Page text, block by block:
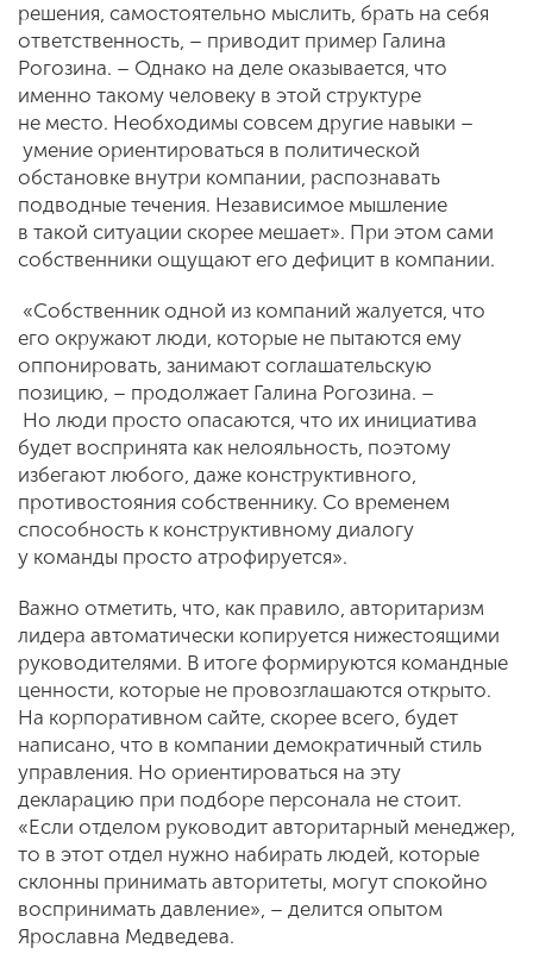
решения, самостоятельно мыслить, брать на себя
ответственность, – приводит пример Галина
Рогозина. – Однако на деле оказывается, что
именно такому человеку в этой структуре
не место. Необходимы совсем другие навыки –
умение ориентироваться в политической
обстановке внутри компании, распознавать
подводные течения. Независимое мышление
в такой ситуации скорее мешает». При этом сами
собственники ощущают его дефицит в компании.
«Собственник одной из компаний жалуется, что
его окружают люди, которые не пытаются ему
оппонировать, занимают соглашательскую
позицию, – продолжает Галина Рогозина. –
Но люди просто опасаются, что их инициатива
будет воспринята как нелояльность, поэтому
избегают любого, даже конструктивного,
противостояния собственнику. Со временем
способность к конструктивному диалогу
у команды просто атрофируется».
Важно отметить, что, как правило, авторитаризм
лидера автоматически копируется нижестоящими
руководителями. В итоге формируются командные
ценности, которые не провозглашаются открыто.
На корпоративном сайте, скорее всего, будет
написано, что в компании демократичный стиль
управления. Но ориентироваться на эту
декларацию при подборе персонала не стоит.
«Если отделом руководит авторитарный менеджер,
то в этот отдел нужно набирать людей, которые
склонны принимать авторитеты, могут спокойно
воспринимать давление», – делится опытом
Ярославна Медведева.